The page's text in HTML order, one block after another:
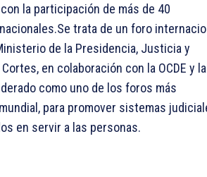
la participación de más de 40
trata de un foro
de la Presidencia, Justicia y
en colaboración con la OCDE y la
como uno de los foros más
para promover sistemas
en servir a las personas.